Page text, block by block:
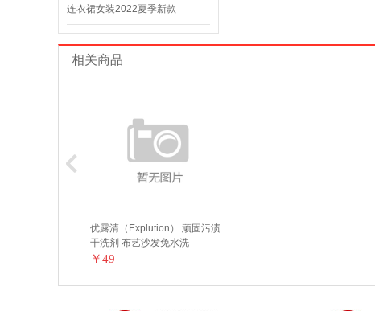
连衣裙女装2022夏季新款
相关商品
优露清（Explution） 顽固污渍
干洗剂 布艺沙发免水洗
￥49